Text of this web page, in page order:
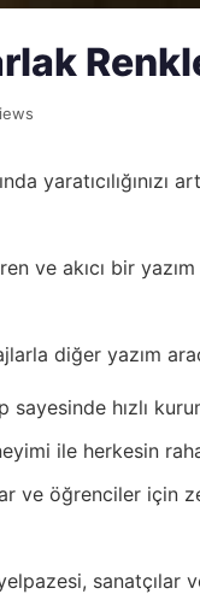
ve akıcı bir
diğer yazım
sayesinde hızlı
ile herkesin
ve öğrenciler için
sanatçılar